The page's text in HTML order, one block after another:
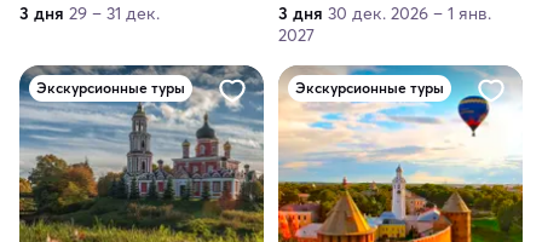
3 дня 29 – 31 дек. 3 дня 30 дек. 2026 – 1 янв.
2027
Экскурсионные туры Экскурсионные туры